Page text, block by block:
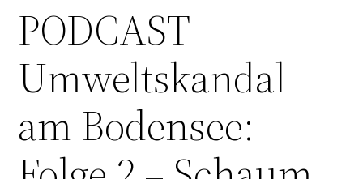
PODCAST
Umweltskandal
am Bodensee: